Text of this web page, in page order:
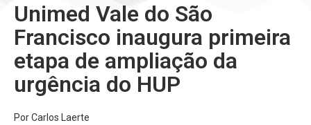
Unimed Vale do São
Francisco inaugura primeira
etapa de ampliação da
urgência do HUP
Por Carlos Laerte